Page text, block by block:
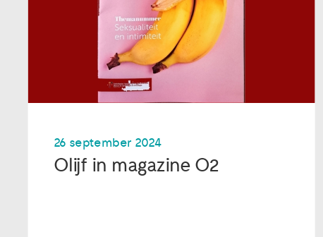
26 september 2024
Olijf in magazine O2